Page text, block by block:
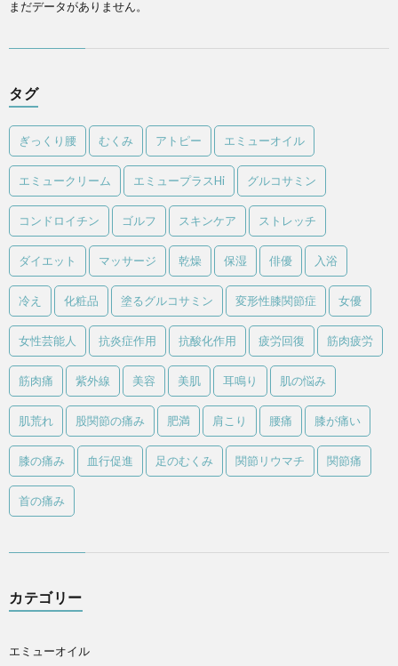
まだデータがありません。
タグ
ぎっくり腰 むくみ アトピー エミューオイル
エミュークリーム エミュープラスHi グルコサミン
コンドロイチン ゴルフ スキンケア ストレッチ
ダイエット マッサージ 乾燥 保湿 俳優 入浴
冷え 化粧品 塗るグルコサミン 変形性膝関節症 女優
女性芸能人 抗炎症作用 抗酸化作用 疲労回復 筋肉疲労
筋肉痛 紫外線 美容 美肌 耳鳴り 肌の悩み
肌荒れ 股関節の痛み 肥満 肩こり 腰痛 膝が痛い
膝の痛み 血行促進 足のむくみ 関節リウマチ 関節痛
首の痛み
カテゴリー
エミューオイル